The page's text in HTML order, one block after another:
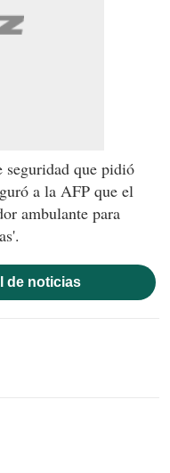
que pidió
a la AFP que el
ambulante para
de noticias